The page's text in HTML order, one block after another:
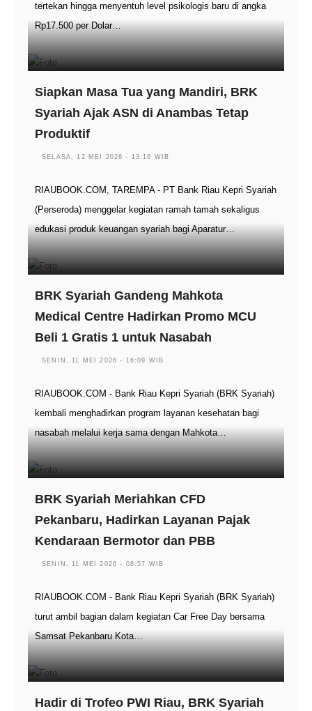
tertekan hingga menyentuh level psikologis baru di angka
Rp17.500 per Dolar…
Siapkan Masa Tua yang Mandiri, BRK
Syariah Ajak ASN di Anambas Tetap
Produktif
SELASA, 12 MEI 2026 - 13:16 WIB
RIAUBOOK.COM, TAREMPA - PT Bank Riau Kepri Syariah
(Perseroda) menggelar kegiatan ramah tamah sekaligus
edukasi produk keuangan syariah bagi Aparatur…
BRK Syariah Gandeng Mahkota
Medical Centre Hadirkan Promo MCU
Beli 1 Gratis 1 untuk Nasabah
SENIN, 11 MEI 2026 - 16:09 WIB
RIAUBOOK.COM - Bank Riau Kepri Syariah (BRK Syariah)
kembali menghadirkan program layanan kesehatan bagi
nasabah melalui kerja sama dengan Mahkota…
BRK Syariah Meriahkan CFD
Pekanbaru, Hadirkan Layanan Pajak
Kendaraan Bermotor dan PBB
SENIN, 11 MEI 2026 - 08:57 WIB
RIAUBOOK.COM - Bank Riau Kepri Syariah (BRK Syariah)
turut ambil bagian dalam kegiatan Car Free Day bersama
Samsat Pekanbaru Kota…
Hadir di Trofeo PWI Riau, BRK Syariah